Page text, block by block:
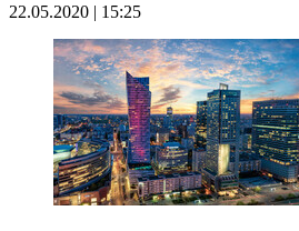
22.05.2020 | 15:25